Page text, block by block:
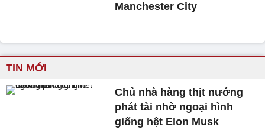
Manchester City
TIN MỚI
Chủ nhà hàng thịt nướng
phát tài nhờ ngoại hình
giống hệt Elon Musk